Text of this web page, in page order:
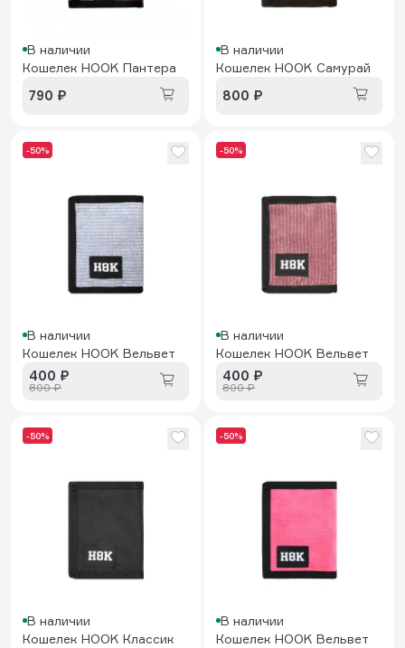
В наличии
Кошелек HOOK Пантера
790 ₽
В наличии
Кошелек HOOK Самурай
800 ₽
-50%
В наличии
Кошелек HOOK Вельвет
400 ₽
800 ₽
-50%
В наличии
Кошелек HOOK Вельвет
400 ₽
800 ₽
-50%
В наличии
Кошелек HOOK Классик
-50%
В наличии
Кошелек HOOK Вельвет